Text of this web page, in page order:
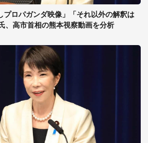
プロパガンダ映像」「それ以外の解釈は
、高市首相の熊本視察動画を分析